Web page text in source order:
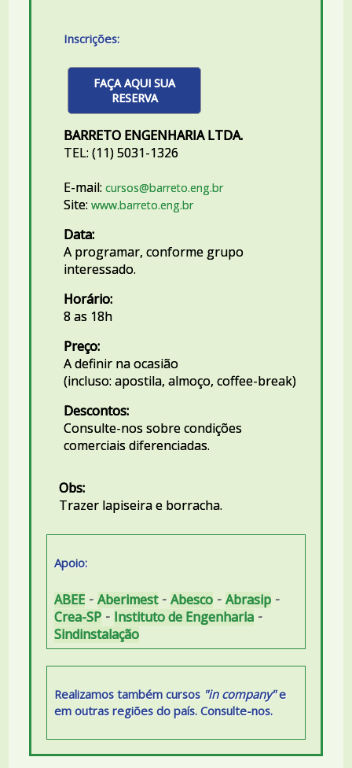
Inscrições:
FAÇA AQUI SUA
RESERVA
BARRETO ENGENHARIA LTDA.
TEL: (11) 5031-1326
E-mail: cursos@barreto.eng.br
Site: www.barreto.eng.br
Data:
A programar, conforme grupo
interessado.
Horário:
8 as 18h
Preço:
A definir na ocasião
(incluso: apostila, almoço, coffee-break)
Descontos:
Consulte-nos sobre condições
comerciais diferenciadas.
Obs:
Trazer lapiseira e borracha.
Apoio:
ABEE -Aberimest-Abesco -Abrasip -
Crea-SP - Instituto de Engenharia -
Sindinstalação
Realizamos também cursos "in company"e
em outras regiões do país. Consulte-nos.